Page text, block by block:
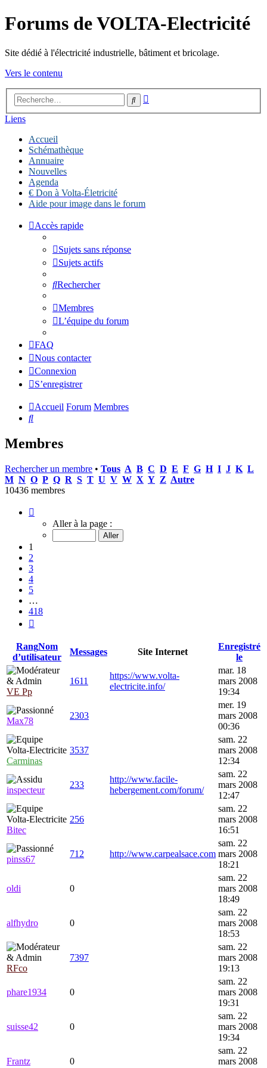
Forums de VOLTA-Electricité
Site dédié à l'électricité industrielle, bâtiment et bricolage.
Vers le contenu
Rechercher
Liens
Accueil
Schémathèque
Annuaire
Nouvelles
Agenda
€ Don à Volta-Életricité
Aide pour image dans le forum
Accès rapide
Sujets sans réponse
Sujets actifs
Rechercher
Membres
L’équipe du forum
FAQ
Nous contacter
Connexion
S’enregistrer
Accueil Forum Membres
Rechercher
Membres
Rechercher un membre • Tous A B C D E F G H I J K L
M N O P Q R S T U V W X Y Z Autre
10436 membres
sur
Aller à la page :
1
2
3
4
5
…
418
RangNom
d’utilisateur
Messages Site Internet
Enregistré
le
VE Pp
1611
https://www.volta-
electricite.info/
mar. 18
mars 2008
19:34
Max78
2303
mer. 19
mars 2008
00:36
Carminas
3537
sam. 22
mars 2008
12:34
inspecteur
233
http://www.facile-
hebergement.com/forum/
sam. 22
mars 2008
12:47
Bitec
256
sam. 22
mars 2008
16:51
pinss67
712 http://www.carpealsace.com
sam. 22
mars 2008
18:21
oldi 0
sam. 22
mars 2008
18:49
alfhydro 0
sam. 22
mars 2008
18:53
RFco
7397
sam. 22
mars 2008
19:13
phare1934 0
sam. 22
mars 2008
19:31
suisse42 0
sam. 22
mars 2008
19:34
Frantz 0
sam. 22
mars 2008